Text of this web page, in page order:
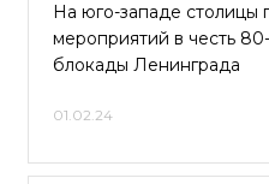
На юго-западе столицы
мероприятий в честь
блокады Ленинграда
01.02.24